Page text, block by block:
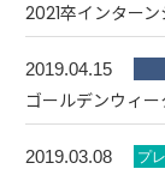
2021卒インター
2019.04.15
ゴールデンウィ
2019.03.08